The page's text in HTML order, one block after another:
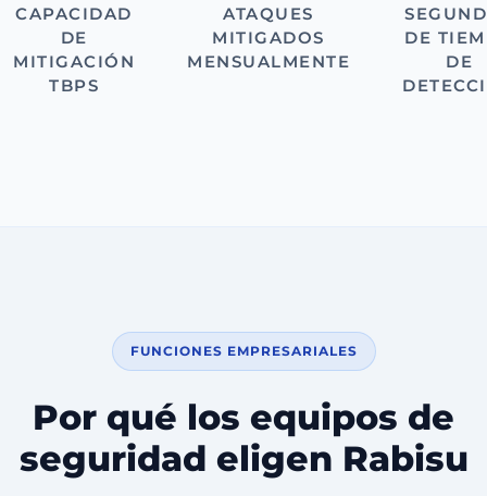
CAPACIDAD
DE
MITIGACIÓN
TBPS
ATAQUES
MITIGADOS
MENSUALMENTE
DE
DE
FUNCIONES EMPRESARIALES
Por qué los equipos de
seguridad eligen Rabisu